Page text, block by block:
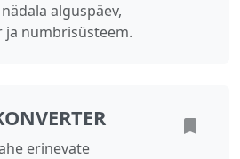
alguspäev,
ja numbrisüsteem.
erinevate